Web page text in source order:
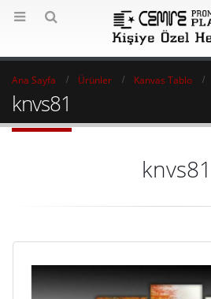
Ana Sayfa Ürünler Kanvas Tablo
knvs81
knvs81